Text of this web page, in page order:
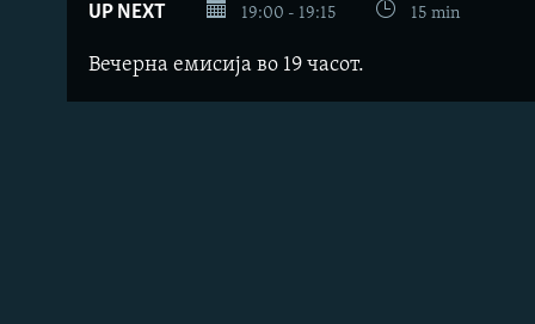
UP NEXT 19:00 - 19:15 15 min
Вечерна емисија во 19 часот.